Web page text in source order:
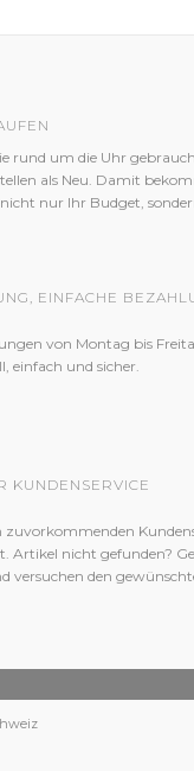
rund um die Uhr
als Neu. Damit
nur Ihr Budget,
EINFACHE
von Montag bis
einfach und sicher.
KUNDENSERVICE
zuvorkommenden
Artikel nicht gefunden?
versuchen den